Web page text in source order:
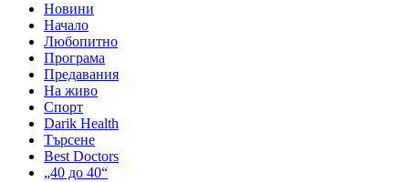
Новини
Начало
Любопитно
Програма
Предавания
На живо
Спорт
Darik Health
Търсене
Best Doctors
„40 до 40“